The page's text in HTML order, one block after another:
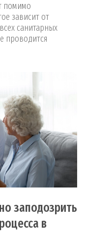
помимо
зависит от
санитарных
проводится
заподозрить
в